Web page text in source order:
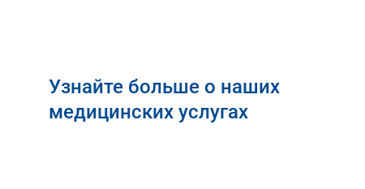
Узнайте больше о наших
медицинских услугах